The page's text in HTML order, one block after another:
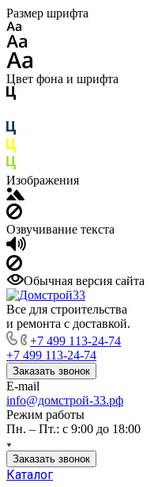
Размер шрифта
Цвет фона и шрифта
Изображения
Озвучивание текста
Обычная версия сайта
Все для строительства
и ремонта с доставкой.
+7 499 113-24-74
+7 499 113-24-74
Заказать звонок
E-mail
info@домстрой-33.рф
Режим работы
Пн. – Пт.: с 9:00 до 18:00
Заказать звонок
Каталог